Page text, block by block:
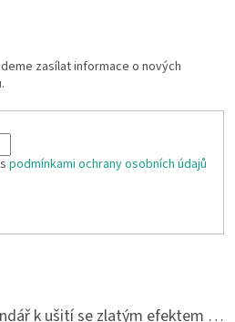
zasílat informace o nových
podmínkami ochrany osobních údajů
Adventní kalendář k ušití se zlatým efektem 042Q